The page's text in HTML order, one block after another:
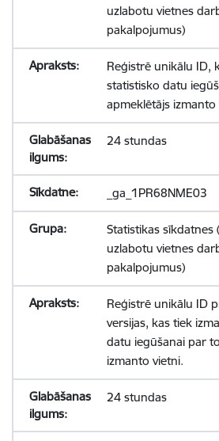
uzlabotu vietnes
pakalpojumus)
Reģistrē unikālu ID,
statistisko datu
apmeklētājs izmanto
24 stundas
_ga_1PR68NME03
Statistikas sīkdatnes
uzlabotu vietnes
pakalpojumus)
Reģistrē unikālu ID
versijas, kas tiek
datu iegūšanai par
izmanto vietni.
24 stundas